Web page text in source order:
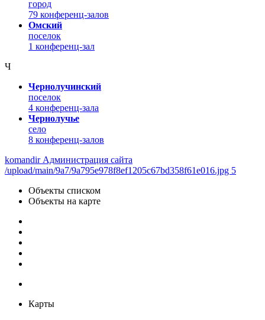
город
79 конференц-залов
Омский
поселок
1 конференц-зал
Ч
Чернолучинский
поселок
4 конференц-зала
Чернолучье
село
8 конференц-залов
komandir Администрация сайта
/upload/main/9a7/9a795e978f8ef1205c67bd358f61e016.jpg 5
Объекты списком
Объекты на карте
Карты